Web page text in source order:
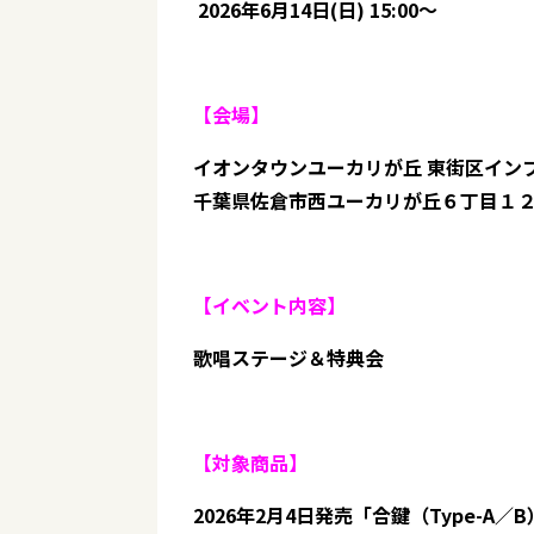
2026年6月14日(日) 15:00～
【会場】
イオンタウンユーカリが丘 東街区イン
千葉県佐倉市西ユーカリが丘６丁目１
【イベント内容】
歌唱ステージ＆特典会
【対象商品】
2026年2月4日発売「合鍵（Type-A／B